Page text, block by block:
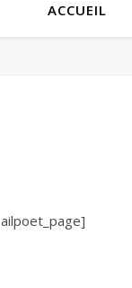
ACCUEIL
ailpoet_page]